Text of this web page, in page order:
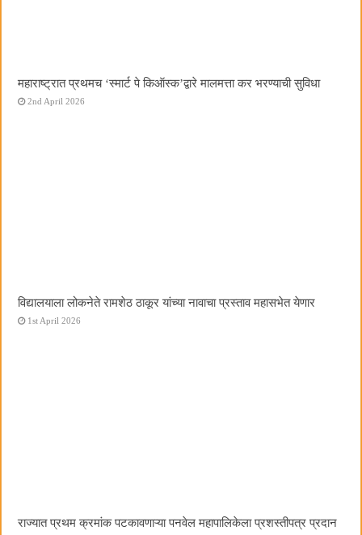
महाराष्ट्रात प्रथमच ‌‘स्मार्ट पे किऑस्क‌’द्वारे मालमत्ता कर भरण्याची सुविधा
2nd April 2026
विद्यालयाला लोकनेते रामशेठ ठाकूर यांच्या नावाचा प्रस्ताव महासभेत येणार
1st April 2026
राज्यात प्रथम क्रमांक पटकावणाऱ्या पनवेल महापालिकेला प्रशस्तीपत्र प्रदान